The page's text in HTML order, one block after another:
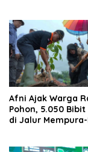
Afni Ajak Warga
Pohon, 5.050
di Jalur